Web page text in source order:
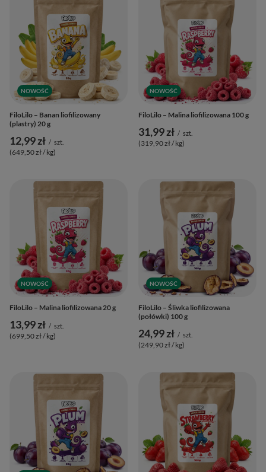
NOWOŚĆ
FiloLilo – Banan liofilizowany
(plastry) 20 g
12,99 zł / szt.
(649,50 zł / kg)
NOWOŚĆ
FiloLilo – Malina liofilizowana 100 g
31,99 zł / szt.
(319,90 zł / kg)
NOWOŚĆ
FiloLilo – Malina liofilizowana 20 g
13,99 zł / szt.
(699,50 zł / kg)
NOWOŚĆ
FiloLilo – Śliwka liofilizowana
(połówki) 100 g
24,99 zł / szt.
(249,90 zł / kg)